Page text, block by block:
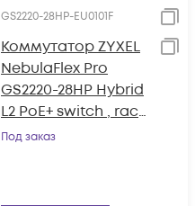
GS2220-28HP-EU0101F
Коммутатор ZYXEL
NebulaFlex Pro
GS2220-28HP Hybrid
L2 PoE+ switch , rack
19 ", 24xGE PoE+,
Под заказ